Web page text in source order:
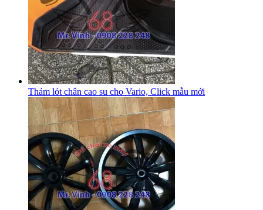
Thảm lót chân cao su cho Vario, Click mẫu mới